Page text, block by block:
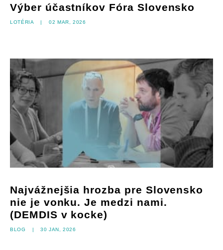
Výber účastníkov Fóra Slovensko
Lotéria | 02 mar, 2026
Najvážnejšia hrozba pre Slovensko
nie je vonku. Je medzi nami.
(DEMDIS v kocke)
Blog | 30 jan, 2026